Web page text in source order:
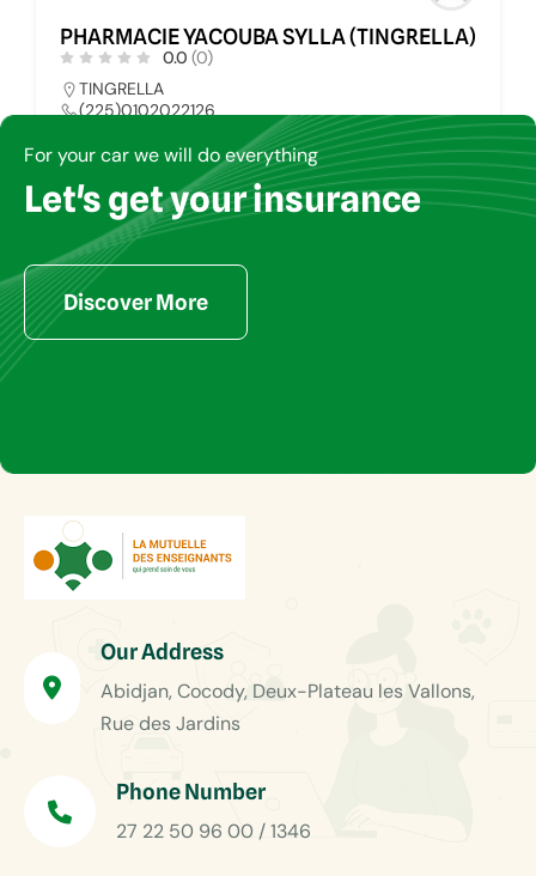
PHARMACIE YACOUBA SYLLA (TINGRELLA)
0.0 (0)
TINGRELLA
(225)0102022126
PHARMACIE 34
For your car we will do everything
Let's get your insurance
Discover More
Our Address
Abidjan, Cocody, Deux-Plateau les Vallons,
Rue des Jardins
Phone Number
27 22 50 96 00 / 1346